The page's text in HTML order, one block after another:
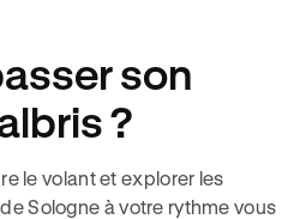
son
?
le volant et explorer les
Sologne à votre rythme vous